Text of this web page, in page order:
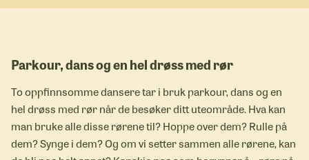
Parkour, dans og en hel drøss med rør
To oppfinnsomme dansere tar i bruk parkour, dans og en
hel drøss med rør når de besøker ditt uteområde. Hva kan
man bruke alle disse rørene til? Hoppe over dem? Rulle på
dem? Synge i dem? Og om vi setter sammen alle rørene, kan